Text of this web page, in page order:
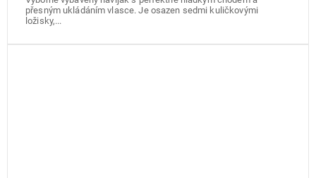
přesným ukládáním vlasce. Je osazen sedmi kuličkovými
ložisky,...